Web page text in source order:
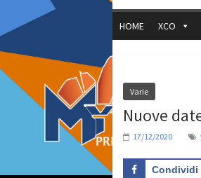
HOME XCO
Varie
Nuove
17/12/2020
Condividi